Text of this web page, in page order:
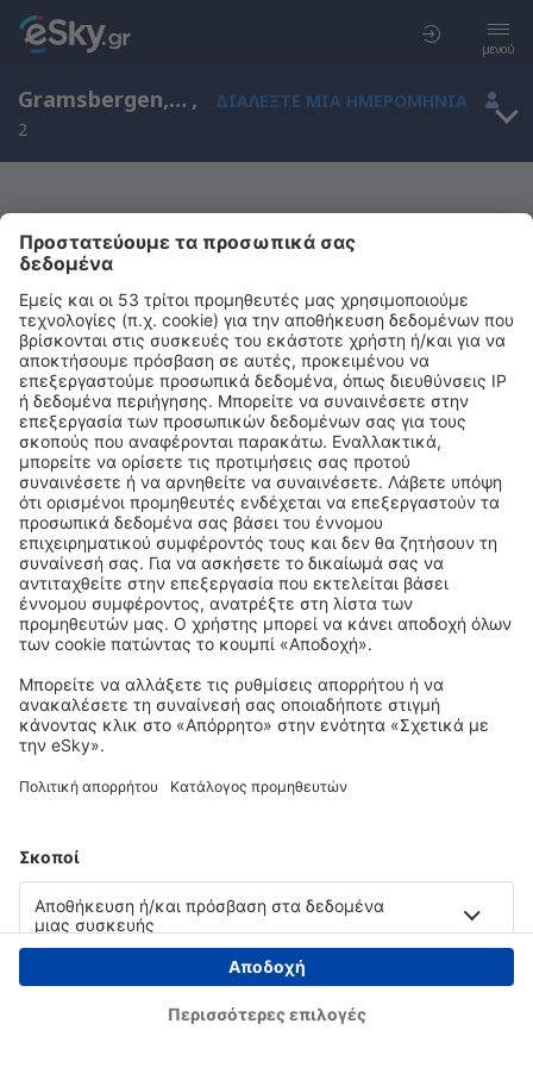
μενού
Gramsbergen, Overijssel, Ολλανδία ,
ΔΙΑΛΈΞΤΕ ΜΙΑ ΗΜΕΡΟΜΗΝΊΑ
2
Μας συγχωρείτε, δεν υπάρχουν
αποτελέσματα για την αναζήτησή σας
Προσπαθήστε να κάνετε αναζήτηση με διαφορετικά κριτήρια
Copyright © eSky.gr. Με την επιφύλαξη παντός νομίμου δικαιώματος.